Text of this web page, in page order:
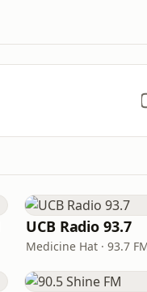
UCB Radio 93.7
Medicine Hat · 93.7